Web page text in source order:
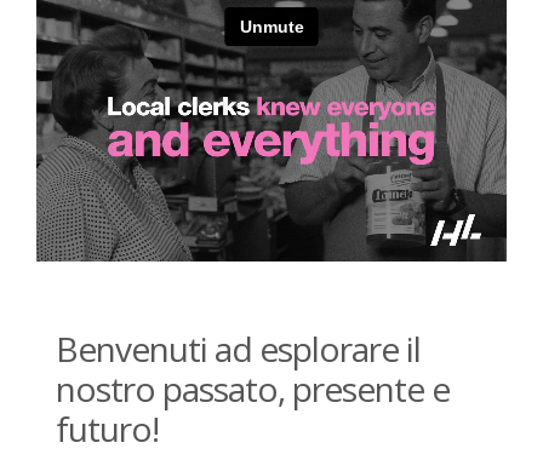
Benvenuti ad esplorare il
nostro passato, presente e
futuro!